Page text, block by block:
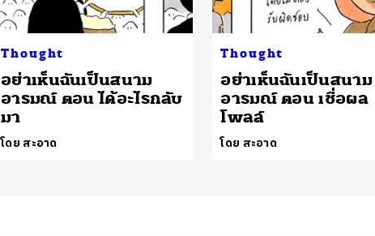
Thought
อย่าเห็นฉันเป็นสนาม
อารมณ์ ตอน ได้อะไรกลับ
มา
โดย สะอาด
Thought
อย่าเห็นฉันเป็นสนาม
อารมณ์ ตอน เชื่อผล
โพลล์
โดย สะอาด